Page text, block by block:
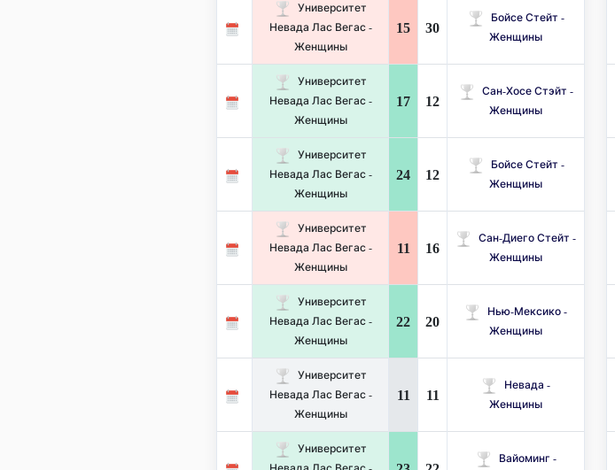
Университет
Невада Лас Вегас -
Женщины
15 30
Бойсе Стейт -
Женщины
Университет
Невада Лас Вегас -
Женщины
17 12
Сан-Хосе Стэйт -
Женщины
Университет
Невада Лас Вегас -
Женщины
24 12
Бойсе Стейт -
Женщины
Университет
Невада Лас Вегас -
Женщины
11 16
Сан-Диего Стейт -
Женщины
Университет
Невада Лас Вегас -
Женщины
22 20
Нью-Мексико -
Женщины
Университет
Невада Лас Вегас -
Женщины
11 11
Невада -
Женщины
Университет
Вайоминг -